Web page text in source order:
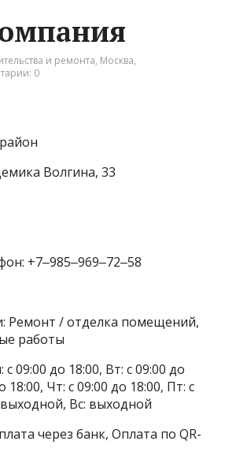
и ремонта, Москва,
0
Волгина, 33
+7‒985‒969‒72‒58
Ремонт / отделка помещений,
работы
09:00 до 18:00, Вт: с 09:00 до
18:00, Чт: с 09:00 до 18:00, Пт: с
выходной, Вс: выходной
через банк, Оплата по QR-